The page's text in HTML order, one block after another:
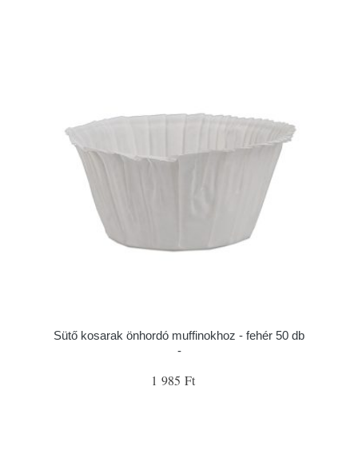
Sütő kosarak önhordó muffinokhoz - fehér 50 db
-
1 985 Ft